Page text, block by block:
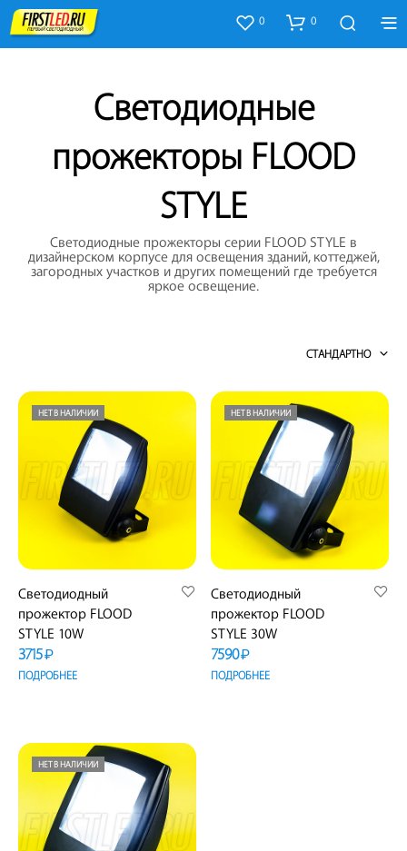
0 0
Светодиодные
прожекторы FLOOD
STYLE
Светодиодные прожекторы серии FLOOD STYLE в
дизайнерском корпусе для освещения зданий, коттеджей,
загородных участков и других помещений где требуется
яркое освещение.
СТАНДАРТНО
НЕТ В НАЛИЧИИ
Светодиодный
прожектор FLOOD
STYLE 10W
3715₽
ПОДРОБНЕЕ
НЕТ В НАЛИЧИИ
Светодиодный
прожектор FLOOD
STYLE 30W
7590₽
ПОДРОБНЕЕ
НЕТ В НАЛИЧИИ